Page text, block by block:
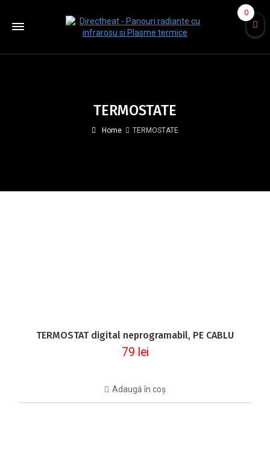
TERMOSTATE
Home TERMOSTATE
TERMOSTAT digital neprogramabil, PE CABLU
79 lei
Adaugă în coș
0